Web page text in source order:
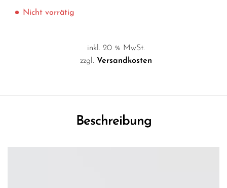
Nicht vorrätig
inkl. 20 % MwSt.
zzgl. Versandkosten
Beschreibung